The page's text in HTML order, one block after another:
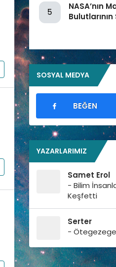
5
NASA’nın
Bulutlarının
SOSYAL MEDYA
BEĞEN
YAZARLARIMIZ
Samet Erol
- Bilim
Keşfetti
Serter
-